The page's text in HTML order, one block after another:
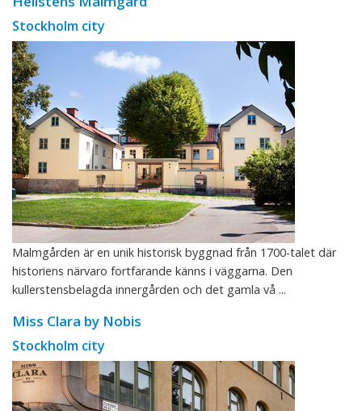
Stockholm city
Malmgården är en unik historisk byggnad från 1700-talet där
historiens närvaro fortfarande känns i väggarna. Den
kullerstensbelagda innergården och det gamla vå ...
Miss Clara by Nobis
Stockholm city